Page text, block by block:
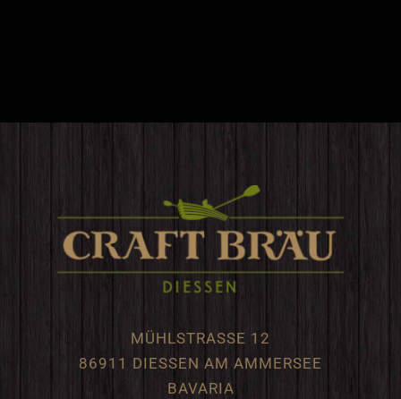
MÜHLSTRASSE 12
86911 DIESSEN AM AMMERSEE
BAVARIA